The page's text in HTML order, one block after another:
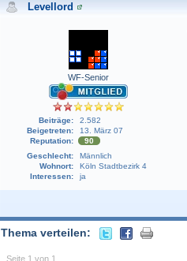
Levellord
WF-Senior
Beiträge:
2.582
Beigetreten:
13. März 07
Reputation:
90
Geschlecht:
Männlich
Wohnort:
Köln Stadtbezirk 4
Interessen:
ja
Thema verteilen:
Seite 1 von 1